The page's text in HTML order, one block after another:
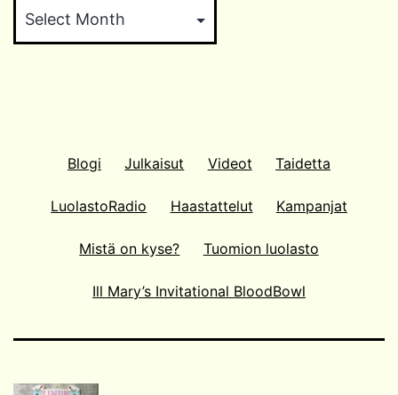
Blogi Julkaisut Videot Taidetta
LuolastoRadio Haastattelut Kampanjat
Mistä on kyse? Tuomion luolasto
Ill Mary’s Invitational BloodBowl